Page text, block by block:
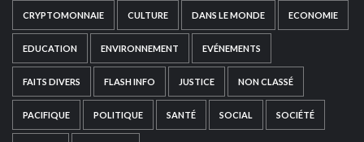
CRYPTOMONNAIE CULTURE DANS LE MONDE ECONOMIE
EDUCATION ENVIRONNEMENT EVÉNEMENTS
FAITS DIVERS FLASH INFO JUSTICE NON CLASSÉ
PACIFIQUE POLITIQUE SANTÉ SOCIAL SOCIÉTÉ